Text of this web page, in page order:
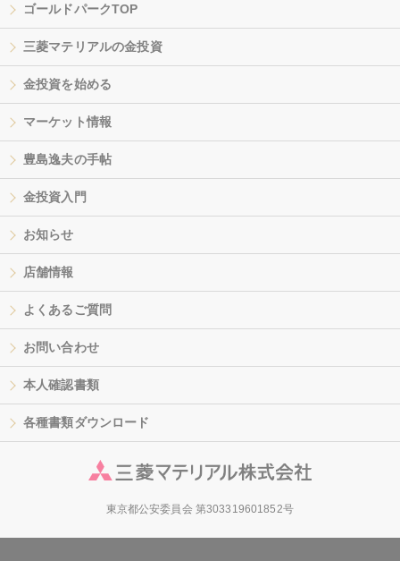
ゴールドパークTOP
三菱マテリアルの金投資
金投資を始める
マーケット情報
豊島逸夫の手帖
金投資入門
お知らせ
店舗情報
よくあるご質問
お問い合わせ
本人確認書類
各種書類ダウンロード
東京都公安委員会 第303319601852号